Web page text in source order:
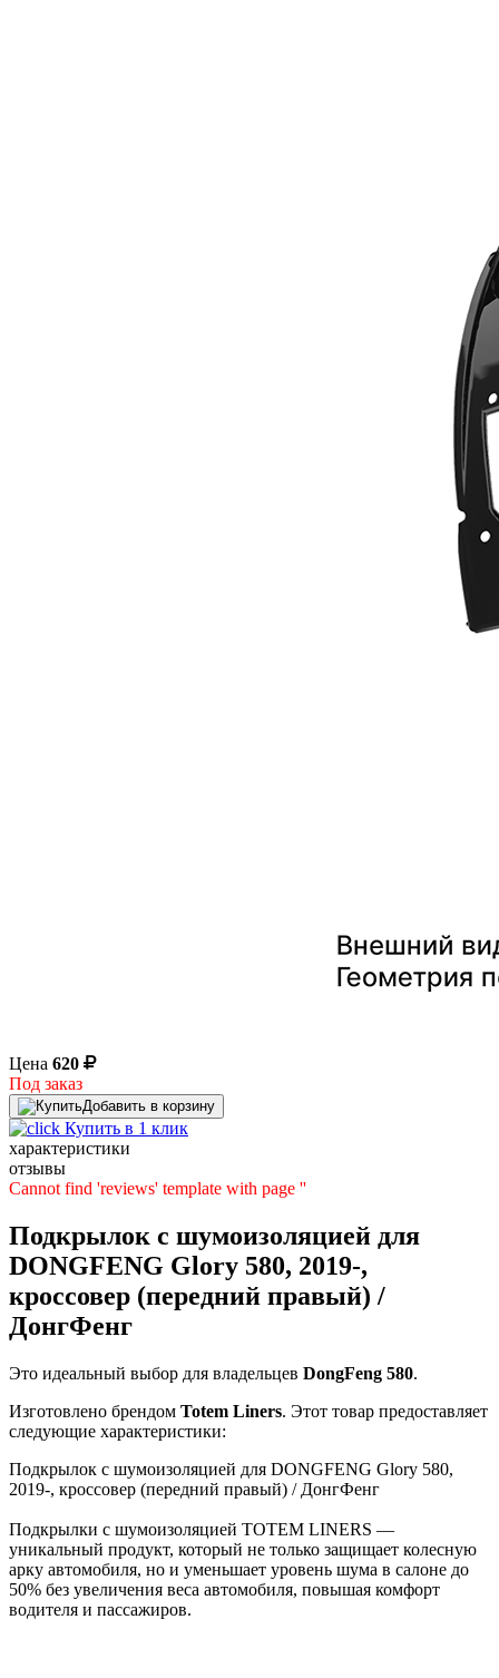
Цена 620
Под заказ
Добавить в корзину
Купить в 1 клик
характеристики
отзывы
Cannot find 'reviews' template with page ''
Подкрылок с шумоизоляцией для
DONGFENG Glory 580, 2019-,
кроссовер (передний правый) /
ДонгФенг
Это идеальный выбор для владельцев DongFeng 580.
Изготовлено брендом Totem Liners. Этот товар предоставляет
следующие характеристики:
Подкрылок с шумоизоляцией для DONGFENG Glory 580,
2019-, кроссовер (передний правый) / ДонгФенг
Подкрылки с шумоизоляцией TOTEM LINERS —
уникальный продукт, который не только защищает колесную
арку автомобиля, но и уменьшает уровень шума в салоне до
50% без увеличения веса автомобиля, повышая комфорт
водителя и пассажиров.